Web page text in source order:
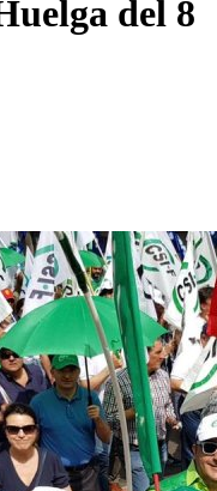
del 8